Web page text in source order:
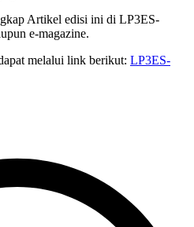
Artikel edisi ini di LP3ES-
e-magazine.
melalui link berikut: LP3ES-